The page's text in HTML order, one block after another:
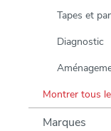
Tapes et
Diagnostic
Montrer tous
Marques